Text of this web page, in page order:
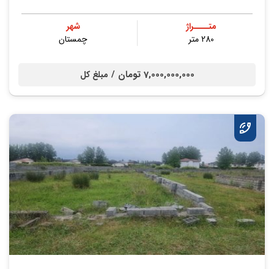
متــــراژ
280 متر
شهر
چمستان
7,000,000,000 تومان / مبلغ کل